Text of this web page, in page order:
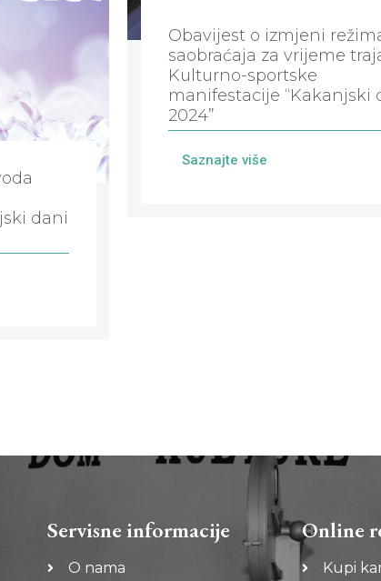
dani
Obavijest o izmjeni
saobraćaja za vrijeme
Kulturno-sportske
manifestacije “Kakanjski
2024”
Saznajte više
Servisne informacije
O nama
Online
Kupi